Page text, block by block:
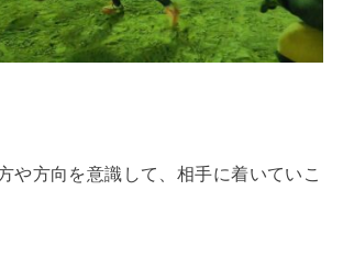
や方向を意識して、相手に着いていこ